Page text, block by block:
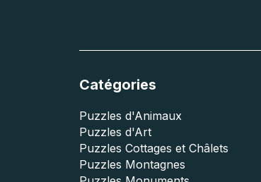
Catégories
Puzzles d'Animaux
Puzzles d'Art
Puzzles Cottages et Châlets
Puzzles Montagnes